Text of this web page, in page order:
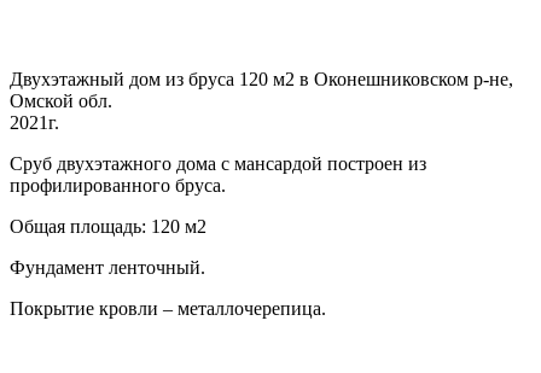
Двухэтажный дом из бруса 120 м2 в Оконешниковском р-не,
Омской обл.
2021г.
Сруб двухэтажного дома с мансардой построен из
профилированного бруса.
Общая площадь: 120 м2
Фундамент ленточный.
Покрытие кровли – металлочерепица.